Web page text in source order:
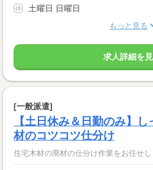
土曜日 日曜日
もっと見る
求人詳細を
[一般派遣]
【土日休み＆日勤のみ】
材のコツコツ仕分け
住宅木材の廃材の仕分け作業をお任せし